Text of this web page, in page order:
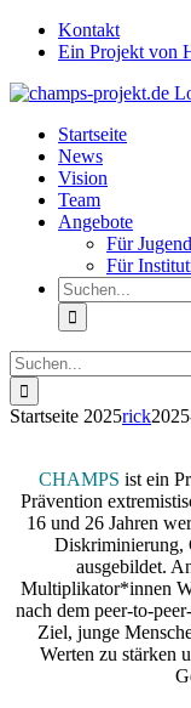
Zum
Inhalt
Facebook
Instagram
YouTubeKontakt
Ein Projekt von
Startseite
News
Vision
Team
Angebote
Für
Für
Suche
nach:
Suche
nach:
Startseite 2025rick
CHAMPS ist ein
Prävention
16 und 26 Jahren
Diskriminierung,
ausgebildet.
Multiplikator*innen
nach dem peer-to-
Ziel, junge
Werten zu stärken